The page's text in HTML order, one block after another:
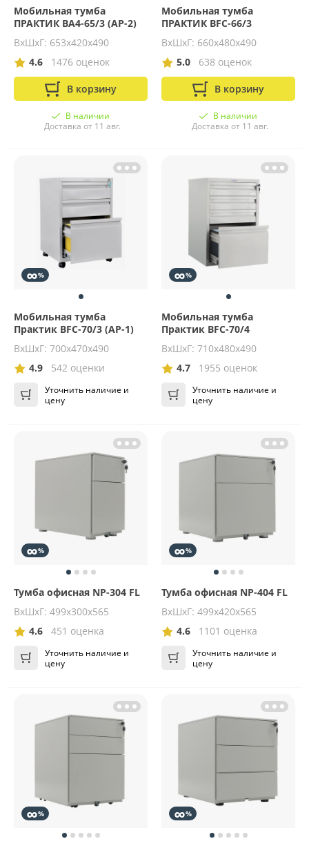
Мобильная тумба
ПРАКТИК BA4-65/3 (АР-2)
ВхШхГ: 653х420х490
4.6
1476 оценок
В корзину
В наличии
Доставка от 11 авг.
Мобильная тумба
ПРАКТИК BFC-66/3
ВхШхГ: 660х480х490
5.0
638 оценок
В корзину
В наличии
Доставка от 11 авг.
∞%
Мобильная тумба
Практик BFC-70/3 (АР-1)
ВхШхГ: 700х470х490
4.9
542 оценки
Уточнить наличие и
цену
∞%
Мобильная тумба
Практик BFC-70/4
ВхШхГ: 710х480х490
4.7
1955 оценок
Уточнить наличие и
цену
∞%
Тумба офисная NP-304 FL
ВхШхГ: 499х300х565
4.6
451 оценка
Уточнить наличие и
цену
∞%
Тумба офисная NP-404 FL
ВхШхГ: 499х420х565
4.6
1101 оценка
Уточнить наличие и
цену
∞% ∞%